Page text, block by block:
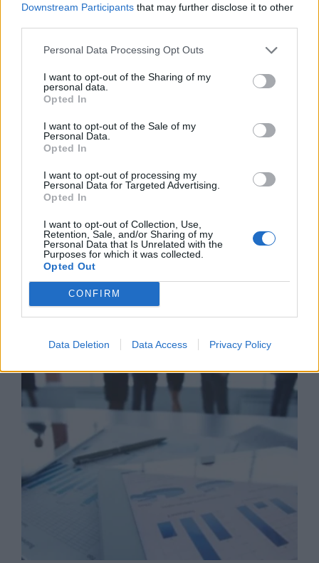
Downstream Participants that may further disclose it to other
Personal Data Processing Opt Outs
I want to opt-out of the Sharing of my
personal data.
Opted In
I want to opt-out of the Sale of my
Personal Data.
Opted In
I want to opt-out of processing my
Personal Data for Targeted Advertising.
Opted In
I want to opt-out of Collection, Use,
Retention, Sale, and/or Sharing of my
Personal Data that Is Unrelated with the
Purposes for which it was collected.
Opted Out
CONFIRM
Data Deletion Data Access Privacy Policy
Πελοπόννησος: Έως €60.000 για
νέες επιχειρήσεις από ανέργους
15/06/26|18:24
Mistral AI: Συζητά
15/06/26|15:32
Business Know-how